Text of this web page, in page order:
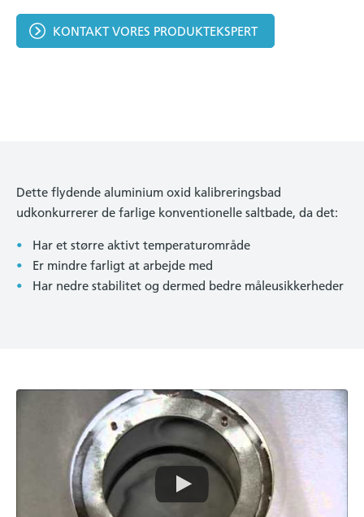
KONTAKT VORES PRODUKTEKSPERT
Dette flydende aluminium oxid kalibreringsbad
udkonkurrerer de farlige konventionelle saltbade, da det:
Har et større aktivt temperaturområde
Er mindre farligt at arbejde med
Har nedre stabilitet og dermed bedre måleusikkerheder